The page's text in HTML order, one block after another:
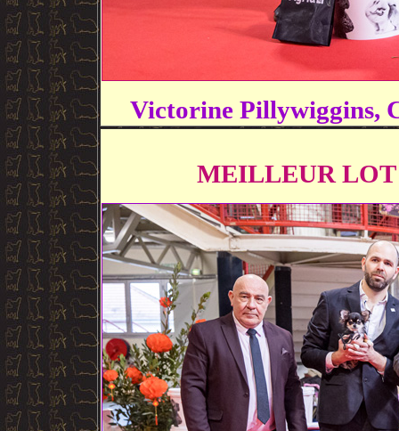
Victorine Pillywiggins,
MEILLEUR LOT